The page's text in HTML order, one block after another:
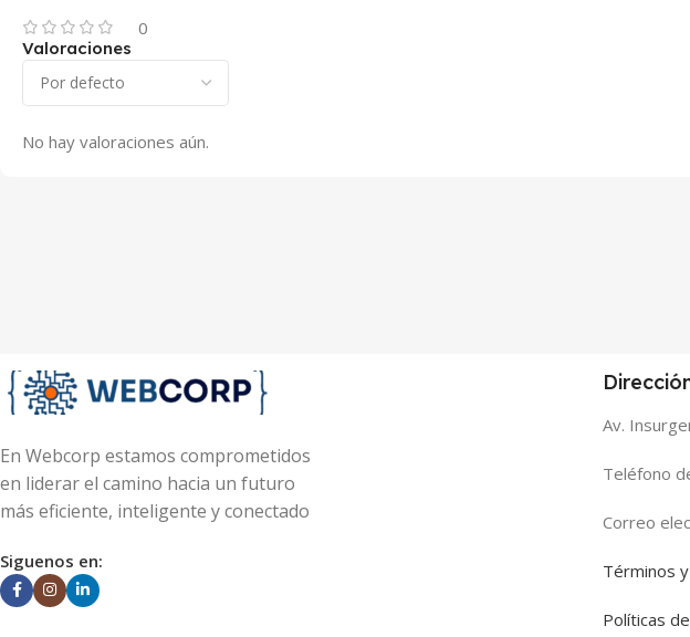
0
Valoraciones
No hay valoraciones aún.
En Webcorp estamos comprometidos
en liderar el camino hacia un futuro
más eficiente, inteligente y conectado
Siguenos en:
Av.
Teléfono
Correo
Términos
Políticas